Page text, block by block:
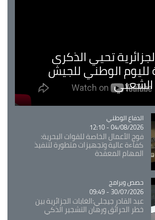
تحيي الذكرى
الوطني للجيش
Catégorie
الدفاع الوطني
04/08/2026 - 12:10
فوج الأعمال الخاصة للقوات البحرية:
كفاءة عالية وتجهيزات متطورة لتنفيذ
المهام المعقدة
Catégorie
حصص وبرامج
30/07/2026 - 09:49
عبد القادر جيجلي:الغابات الجزائرية بين
خطر الحرائق ورهان التشجير الذكي